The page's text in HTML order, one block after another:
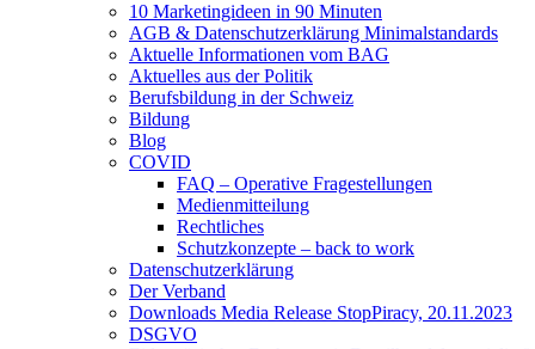
10 Marketingideen in 90 Minuten
AGB & Datenschutzerklärung Minimalstandards
Aktuelle Informationen vom BAG
Aktuelles aus der Politik
Berufsbildung in der Schweiz
Bildung
Blog
COVID
FAQ – Operative Fragestellungen
Medienmitteilung
Rechtliches
Schutzkonzepte – back to work
Datenschutzerklärung
Der Verband
Downloads Media Release StopPiracy, 20.11.2023
DSGVO